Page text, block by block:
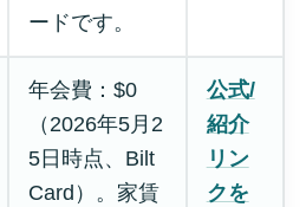
ードです。
年会費：$0
（2026年5月2
5日時点、Bilt
Card）。家賃
公式/
紹介
リン
クを